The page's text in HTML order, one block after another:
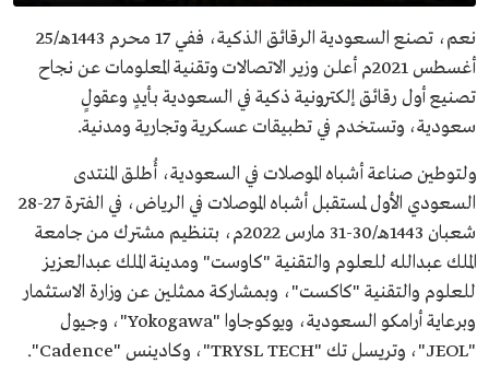
نعم، تصنع السعودية الرقائق الذكية، ففي 17 محرم 1443هـ/25
أغسطس 2021م أعلن وزير الاتصالات وتقنية المعلومات عن نجاح
تصنيع أول رقائق إلكترونية ذكية في السعودية بأيدٍ وعقولٍ
سعودية، وتستخدم في تطبيقات عسكرية وتجارية ومدنية.
ولتوطين صناعة أشباه الموصلات في السعودية، أُطلق المنتدى
السعودي الأول لمستقبل أشباه الموصلات في الرياض، في الفترة 27-28
شعبان 1443هـ/30-31 مارس 2022م، بتنظيم مشترك من جامعة
الملك عبدالله للعلوم والتقنية "كاوست" ومدينة الملك عبدالعزيز
للعلوم والتقنية "كاكست"، وبمشاركة ممثلين عن وزارة الاستثمار
وبرعاية أرامكو السعودية، ويوكوجاوا "Yokogawa"، وجيول
"JEOL"، وتريسل تك "TRYSL TECH"، وكادينس "Cadence".